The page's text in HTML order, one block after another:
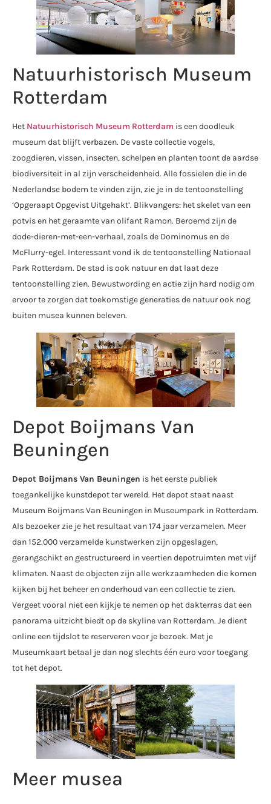
Natuurhistorisch Museum
Rotterdam
Het Natuurhistorisch Museum Rotterdam is een doodleuk
museum dat blijft verbazen. De vaste collectie vogels,
zoogdieren, vissen, insecten, schelpen en planten toont de aardse
biodiversiteit in al zijn verscheidenheid. Alle fossielen die in de
Nederlandse bodem te vinden zijn, zie je in de tentoonstelling
‘Opgeraapt Opgevist Uitgehakt’. Blikvangers: het skelet van een
potvis en het geraamte van olifant Ramon. Beroemd zijn de
dode-dieren-met-een-verhaal, zoals de Dominomus en de
McFlurry-egel. Interessant vond ik de tentoonstelling Nationaal
Park Rotterdam. De stad is ook natuur en dat laat deze
tentoonstelling zien. Bewustwording en actie zijn hard nodig om
ervoor te zorgen dat toekomstige generaties de natuur ook nog
buiten musea kunnen beleven.
Depot Boijmans Van
Beuningen
Depot Boijmans Van Beuningen is het eerste publiek
toegankelijke kunstdepot ter wereld. Het depot staat naast
Museum Boijmans Van Beuningen in Museumpark in Rotterdam.
Als bezoeker zie je het resultaat van 174 jaar verzamelen. Meer
dan 152.000 verzamelde kunstwerken zijn opgeslagen,
gerangschikt en gestructureerd in veertien depotruimten met vijf
klimaten. Naast de objecten zijn alle werkzaamheden die komen
kijken bij het beheer en onderhoud van een collectie te zien.
Vergeet vooral niet een kijkje te nemen op het dakterras dat een
panorama uitzicht biedt op de skyline van Rotterdam. Je dient
online een tijdslot te reserveren voor je bezoek. Met je
Museumkaart betaal je dan nog slechts één euro voor toegang
tot het depot.
Meer musea